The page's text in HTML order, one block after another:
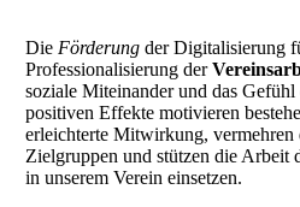
Die Förderung der Digitalisierung
Professionalisierung der
soziale Miteinander und das
positiven Effekte motivieren
erleichterte Mitwirkung, vermehren
Zielgruppen und stützen die Arbeit
in unserem Verein einsetzen.